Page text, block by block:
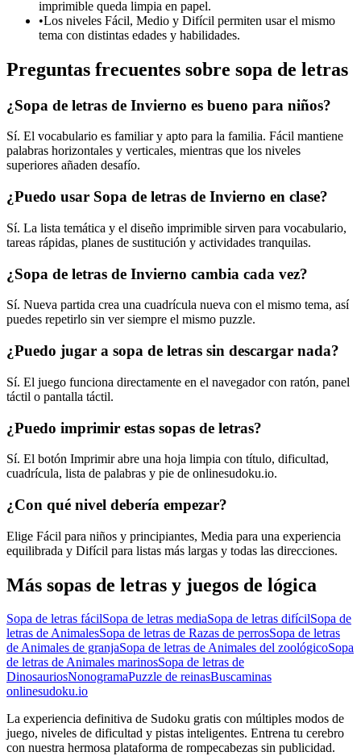
imprimible queda limpia en papel.
•Los niveles Fácil, Medio y Difícil permiten usar el mismo
tema con distintas edades y habilidades.
Preguntas frecuentes sobre sopa de letras
¿Sopa de letras de Invierno es bueno para niños?
Sí. El vocabulario es familiar y apto para la familia. Fácil mantiene
palabras horizontales y verticales, mientras que los niveles
superiores añaden desafío.
¿Puedo usar Sopa de letras de Invierno en clase?
Sí. La lista temática y el diseño imprimible sirven para vocabulario,
tareas rápidas, planes de sustitución y actividades tranquilas.
¿Sopa de letras de Invierno cambia cada vez?
Sí. Nueva partida crea una cuadrícula nueva con el mismo tema, así
puedes repetirlo sin ver siempre el mismo puzzle.
¿Puedo jugar a sopa de letras sin descargar nada?
Sí. El juego funciona directamente en el navegador con ratón, panel
táctil o pantalla táctil.
¿Puedo imprimir estas sopas de letras?
Sí. El botón Imprimir abre una hoja limpia con título, dificultad,
cuadrícula, lista de palabras y pie de onlinesudoku.io.
¿Con qué nivel debería empezar?
Elige Fácil para niños y principiantes, Media para una experiencia
equilibrada y Difícil para listas más largas y todas las direcciones.
Más sopas de letras y juegos de lógica
Sopa de letras fácilSopa de letras mediaSopa de letras difícilSopa de
letras de AnimalesSopa de letras de Razas de perrosSopa de letras
de Animales de granjaSopa de letras de Animales del zoológicoSopa
de letras de Animales marinosSopa de letras de
DinosauriosNonogramaPuzzle de reinasBuscaminas
onlinesudoku.io
La experiencia definitiva de Sudoku gratis con múltiples modos de
juego, niveles de dificultad y pistas inteligentes. Entrena tu cerebro
con nuestra hermosa plataforma de rompecabezas sin publicidad.